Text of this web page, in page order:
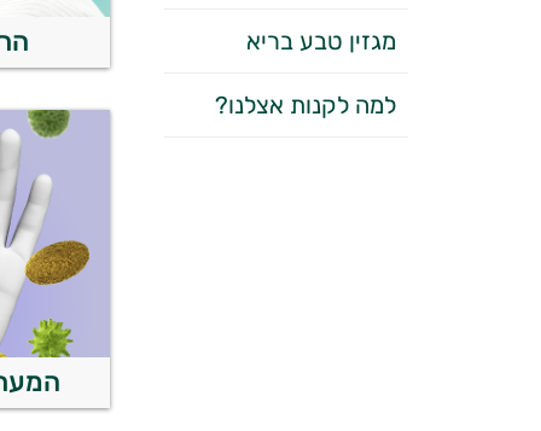
מגזין טבע בריא
למה לקנות אצלנו?